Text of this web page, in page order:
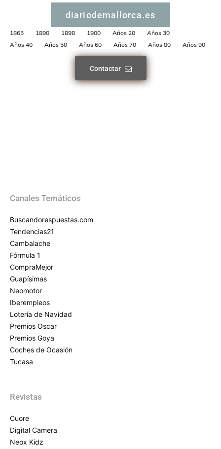
diariodemallorca.es
1865 1890 1898 1900 Años 20
Años 30
Años 40
Años 50 Años 60 Años 70 Años 80 Años 90
Contactar
Canales Temáticos
Buscandorespuestas.com
Tendencias21
Cambalache
Fórmula 1
CompraMejor
Guapísimas
Neomotor
Iberempleos
Lotería de Navidad
Premios Oscar
Premios Goya
Coches de Ocasión
Tucasa
Revistas
Cuore
Digital Camera
Neox Kidz